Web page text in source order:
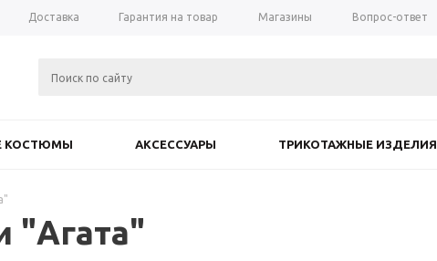
Доставка Гарантия на товар Магазины Вопрос-ответ
КОСТЮМЫ АКСЕССУАРЫ ТРИКОТАЖНЫЕ ИЗДЕЛИЯ
"Агата"